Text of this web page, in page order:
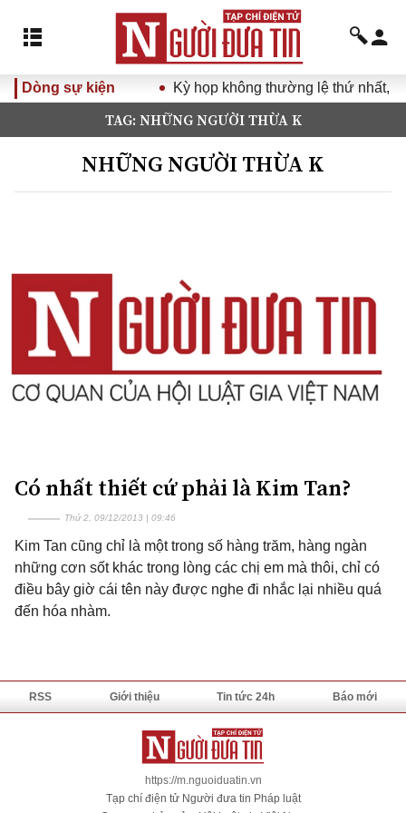
Dòng sự kiện Kỳ họp không thường lệ thứ nhất,
TAG: NHỮNG NGƯỜI THỪA K
NHỮNG NGƯỜI THỪA K
Có nhất thiết cứ phải là Kim Tan?
Thứ 2, 09/12/2013 | 09:46
Kim Tan cũng chỉ là một trong số hàng trăm, hàng ngàn
những cơn sốt khác trong lòng các chị em mà thôi, chỉ có
điều bây giờ cái tên này được nghe đi nhắc lại nhiều quá
đến hóa nhàm.
RSS Giới thiệu Tin tức 24h Báo mới
https://m.nguoiduatin.vn
Tạp chí điện tử Người đưa tin Pháp luật